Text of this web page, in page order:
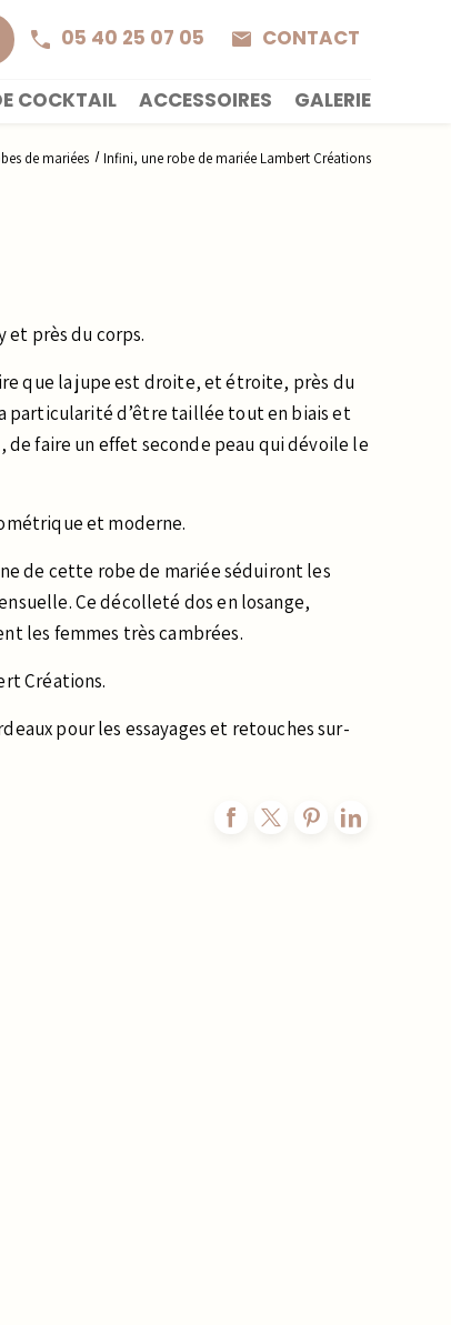
05 40 25 07 05 CONTACT
COCKTAIL ACCESSOIRES GALERIE
de mariées Infini, une robe de mariée Lambert Créations
et près du corps.
que la jupe est droite, et étroite, près du
particularité d’être taillée tout en biais et
faire un effet seconde peau qui dévoile le
et moderne.
de cette robe de mariée séduiront les
Ce décolleté dos en losange,
les femmes très cambrées.
Créations.
pour les essayages et retouches sur-